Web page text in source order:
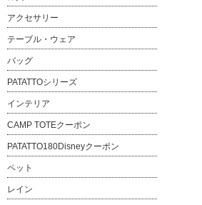
アクセサリー
テーブル・ウェア
バッグ
PATATTOシリーズ
インテリア
CAMP TOTEクーポン
PATATTO180Disneyクーポン
ペット
レイン